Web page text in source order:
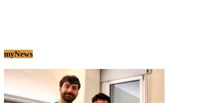
myNews